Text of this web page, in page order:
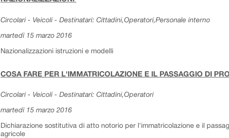
Circolari - Veicoli - Destinatari: Cittadini,Operatori,Personale interno
martedì 15 marzo 2016
Nazionalizzazioni istruzioni e modelli
COSA FARE PER L'IMMATRICOLAZIONE E IL PASSAGGIO DI
Circolari - Veicoli - Destinatari: Cittadini,Operatori
martedì 15 marzo 2016
Dichiarazione sostitutiva di atto notorio per l'immatricolazione e il
agricole